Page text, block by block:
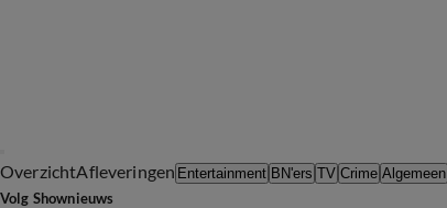
OverzichtAfleveringen Entertainment BN'ers TV Crime Algemeen
Volg Shownieuws